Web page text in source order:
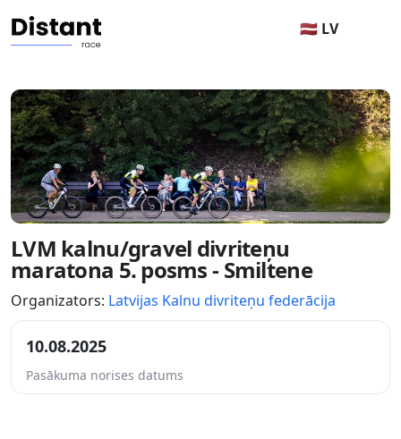
🇱🇻 LV
LVM kalnu/gravel divriteņu
maratona 5. posms - Smiltene
Organizators: Latvijas Kalnu divriteņu federācija
10.08.2025
Pasākuma norises datums